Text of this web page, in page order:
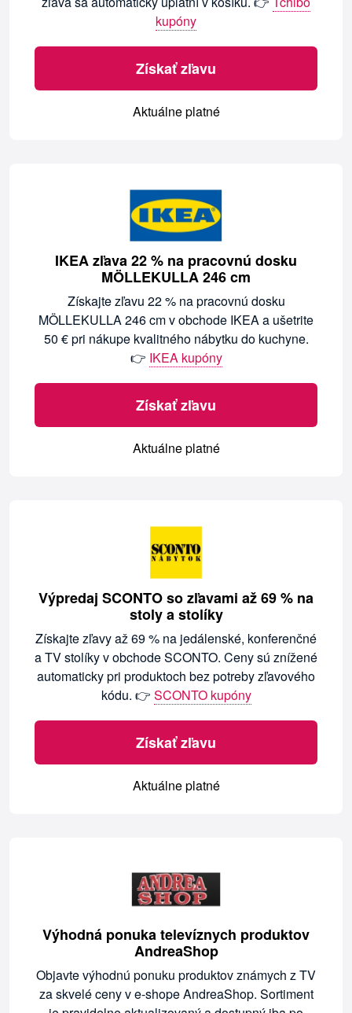
kupóny
Získať zľavu
Aktuálne platné
IKEA zľava 22 % na pracovnú dosku
MÖLLEKULLA 246 cm
Získajte zľavu 22 % na pracovnú dosku
MÖLLEKULLA 246 cm v obchode IKEA a ušetrite
50 € pri nákupe kvalitného nábytku do kuchyne.
👉 IKEA kupóny
Získať zľavu
Aktuálne platné
Výpredaj SCONTO so zľavami až 69 % na
stoly a stolíky
Získajte zľavy až 69 % na jedálenské, konferenčné
a TV stolíky v obchode SCONTO. Ceny sú znížené
automaticky pri produktoch bez potreby zľavového
kódu. 👉 SCONTO kupóny
Získať zľavu
Aktuálne platné
Výhodná ponuka televíznych produktov
AndreaShop
Objavte výhodnú ponuku produktov známych z TV
za skvelé ceny v e-shope AndreaShop. Sortiment